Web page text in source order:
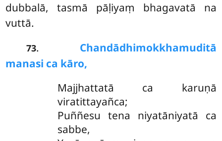
dubbalā, tasmā pāḷiyaṃ bhagavatā na
vuttā.
73. Chandādhimokkhamuditā
manasi ca kāro,
Majjhattatā ca karuṇā
viratittayañca;
Puññesu tena niyatāniyatā ca
sabbe,